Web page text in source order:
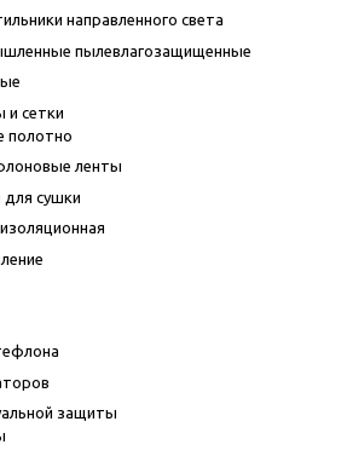
направленного света
пылевлагозащищенные
и сетки
полотно
ленты
для сушки
защиты